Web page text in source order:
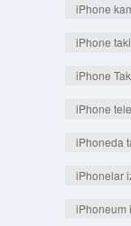
iPhone
iPhone
iPhone
iPhone
iPhoneda
iPhonelar
iPhoneum